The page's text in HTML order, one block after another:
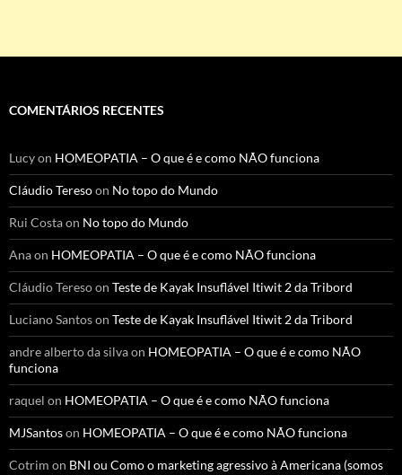
COMENTÁRIOS RECENTES
Lucyon HOMEOPATIA – O que é e como NÃO funciona
Cláudio Teresoon No topo do Mundo
Rui Costaon No topo do Mundo
Anaon HOMEOPATIA – O que é e como NÃO funciona
Cláudio Teresoon Teste de Kayak Insuflável Itiwit 2 da Tribord
Luciano Santoson Teste de Kayak Insuflável Itiwit 2 da Tribord
andre alberto da silvaon HOMEOPATIA – O que é e como NÃO
funciona
raquel on HOMEOPATIA – O que é e como NÃO funciona
MJSantoson HOMEOPATIA – O que é e como NÃO funciona
Cotrim on BNI ou Como o marketing agressivo à Americana (somos